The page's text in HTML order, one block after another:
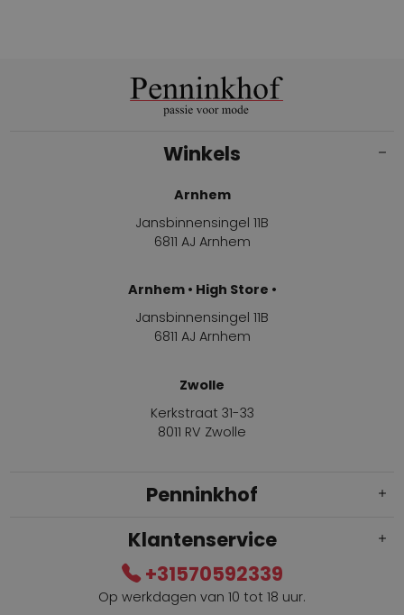
Winkels
Arnhem
Jansbinnensingel 11B
6811 AJ Arnhem
Arnhem • High Store •
Jansbinnensingel 11B
6811 AJ Arnhem
Zwolle
Kerkstraat 31-33
8011 RV Zwolle
Penninkhof
Klantenservice
+31570592339
Op werkdagen van 10 tot 18 uur.